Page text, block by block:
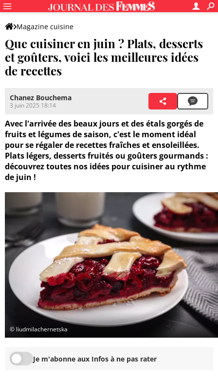
Magazine cuisine
Que cuisiner en juin ? Plats, desserts
et goûters, voici les meilleures idées
de recettes
Chanez Bouchema
3 juin 2025 18:14
Avec l'arrivée des beaux jours et des étals gorgés de
fruits et légumes de saison, c'est le moment idéal
pour se régaler de recettes fraîches et ensoleillées.
Plats légers, desserts fruités ou goûters gourmands :
découvrez toutes nos idées pour cuisiner au rythme
de juin !
© liudmilachernetska
Je m'abonne aux Infos à ne pas rater